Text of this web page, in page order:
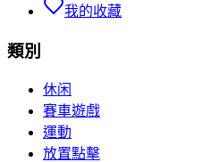
我的收藏
類別
休闲
賽車遊戲
運動
放置點擊